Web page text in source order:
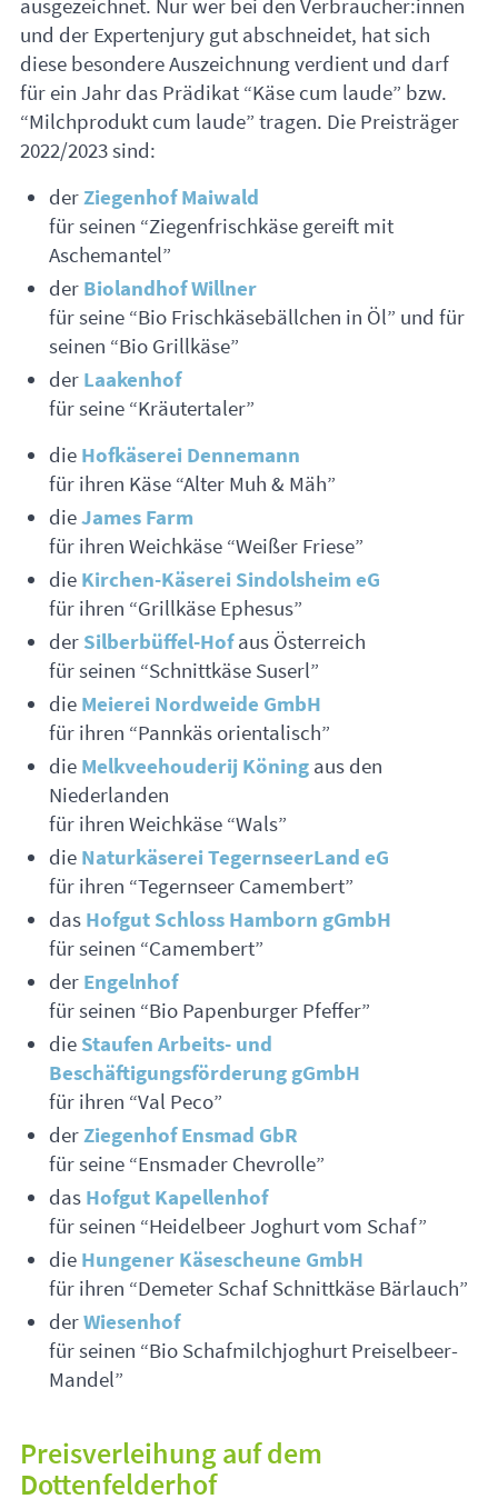
ausgezeichnet. Nur wer bei den Verbraucher:innen
und der Expertenjury gut abschneidet, hat sich
diese besondere Auszeichnung verdient und darf
für ein Jahr das Prädikat “Käse cum laude” bzw.
“Milchprodukt cum laude” tragen. Die Preisträger
2022/2023 sind:
derZiegenhof Maiwald
für seinen “Ziegenfrischkäse gereift mit
Aschemantel”
der Biolandhof Willner
für seine “Bio Frischkäsebällchen in Öl” und für
seinen “Bio Grillkäse”
der Laakenhof
für seine “Kräutertaler”
die Hofkäserei Dennemann
für ihren Käse “Alter Muh & Mäh”
dieJames Farm
für ihren Weichkäse “Weißer Friese”
die Kirchen-Käserei Sindolsheim eG
für ihren “Grillkäse Ephesus”
der Silberbüffel-Hofaus Österreich
für seinen “Schnittkäse Suserl”
die Meierei Nordweide GmbH
für ihren “Pannkäs orientalisch”
die Melkveehouderij Köning aus den
Niederlanden
für ihren Weichkäse “Wals”
die Naturkäserei TegernseerLand eG
für ihren “Tegernseer Camembert”
das Hofgut Schloss Hamborn gGmbH
für seinen “Camembert”
der Engelnhof
für seinen “Bio Papenburger Pfeffer”
die Staufen Arbeits- und
Beschäftigungsförderung gGmbH
für ihren “Val Peco”
derZiegenhof Ensmad GbR
für seine “Ensmader Chevrolle”
das Hofgut Kapellenhof
für seinen “Heidelbeer Joghurt vom Schaf”
die Hungener Käsescheune GmbH
für ihren “Demeter Schaf Schnittkäse Bärlauch”
derWiesenhof
für seinen “Bio Schafmilchjoghurt Preiselbeer-
Mandel”
Preisverleihung auf dem
Dottenfelderhof